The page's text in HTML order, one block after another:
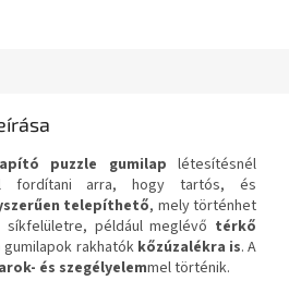
puzzle gumilap létesítésnél
fordítani arra, hogy tartós, és
telepíthető, mely történhet
például meglévő térkő
gumilapok rakhatók kőzúzalékra is. A
és szegélyelemmel történik.